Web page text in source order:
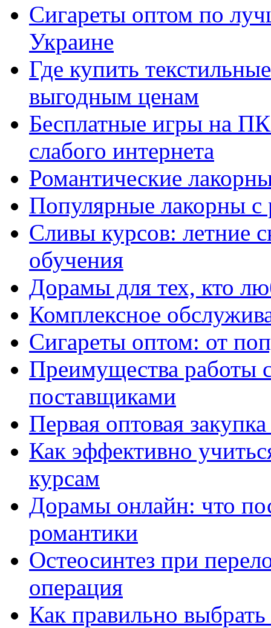
Сигареты оптом по
Украине
Где купить
выгодным ценам
Бесплатные игры на
слабого интернета
Романтические
Популярные лакорны с
Сливы курсов: летние
обучения
Дорамы для тех, кто
Комплексное
Сигареты оптом: от
Преимущества работы
поставщиками
Первая оптовая
Как эффективно
курсам
Дорамы онлайн: что
романтики
Остеосинтез при
операция
Как правильно